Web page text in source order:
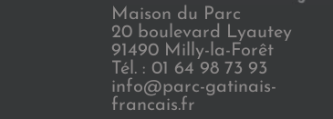
Maison du Parc
20 boulevard Lyautey
91490 Milly-la-Forêt
Tél. : 01 64 98 73 93
info@parc-gatinais-
francais.fr